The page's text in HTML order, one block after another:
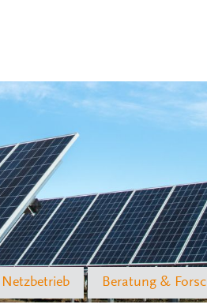
Netzbetrieb Beratung &